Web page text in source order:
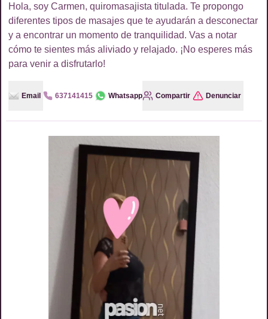
Hola, soy Carmen, quiromasajista titulada. Te propongo
diferentes tipos de masajes que te ayudarán a desconectar
y a encontrar un momento de tranquilidad. Vas a notar
cómo te sientes más aliviado y relajado. ¡No esperes más
para venir a disfrutarlo!
Email 637141415 Whatsapp Compartir Denunciar